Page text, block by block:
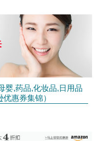
婴,药品,化妆品,日用品
惠券集锦）